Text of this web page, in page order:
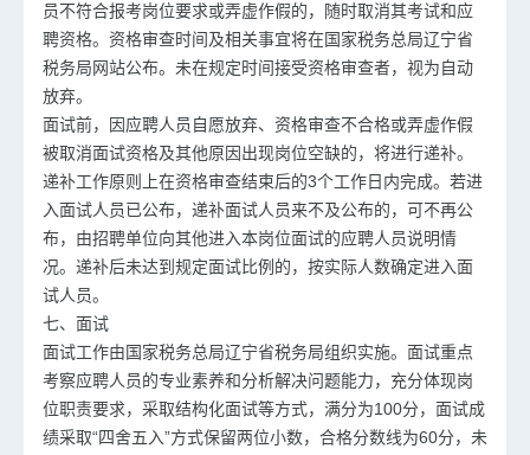
员不符合报考岗位要求或弄虚作假的，随时取消其考试和应
聘资格。资格审查时间及相关事宜将在国家税务总局辽宁省
税务局网站公布。未在规定时间接受资格审查者，视为自动
放弃。
面试前，因应聘人员自愿放弃、资格审查不合格或弄虚作假
被取消面试资格及其他原因出现岗位空缺的，将进行递补。
递补工作原则上在资格审查结束后的3个工作日内完成。若进
入面试人员已公布，递补面试人员来不及公布的，可不再公
布，由招聘单位向其他进入本岗位面试的应聘人员说明情
况。递补后未达到规定面试比例的，按实际人数确定进入面
试人员。
七、面试
面试工作由国家税务总局辽宁省税务局组织实施。面试重点
考察应聘人员的专业素养和分析解决问题能力，充分体现岗
位职责要求，采取结构化面试等方式，满分为100分，面试成
绩采取“四舍五入”方式保留两位小数，合格分数线为60分，未